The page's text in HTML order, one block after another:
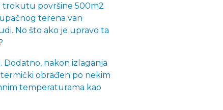
trokutu površine 500m2
terena van
No što ako je upravo ta
nakon izlaganja
obrađen po nekim
temperaturama kao